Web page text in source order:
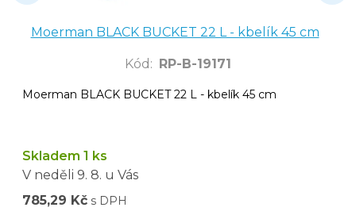
Moerman BLACK BUCKET 22 L - kbelík 45 cm
Kód : RP-B-19171
Moerman BLACK BUCKET 22 L - kbelík 45 cm
Skladem 1 ks
V neděli 9. 8. u Vás
785,29 Kč s DPH